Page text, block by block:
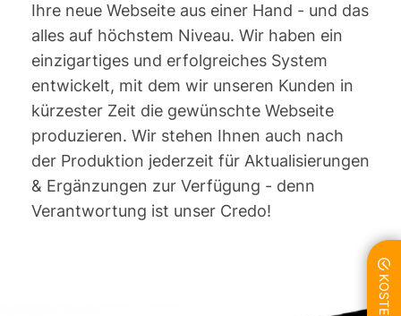
Ihre neue Webseite aus einer Hand - und das
alles auf höchstem Niveau. Wir haben ein
einzigartiges und erfolgreiches System
entwickelt, mit dem wir unseren Kunden in
kürzester Zeit die gewünschte Webseite
produzieren. Wir stehen Ihnen auch nach
der Produktion jederzeit für Aktualisierungen
& Ergänzungen zur Verfügung - denn
Verantwortung ist unser Credo!